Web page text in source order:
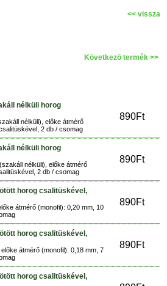
<< vissza
Következö termék >>
nélküli horog
890Ft
nélküli), előke átmérő
2 db / csomag
nélküli horog
890Ft
nélküli), előke átmérő
2 db / csomag
horog csalitüskével,
890Ft
átmérő (monofil): 0,20 mm, 10
horog csalitüskével,
890Ft
átmérő (monofil): 0,18 mm, 7
horog csalitüskével,